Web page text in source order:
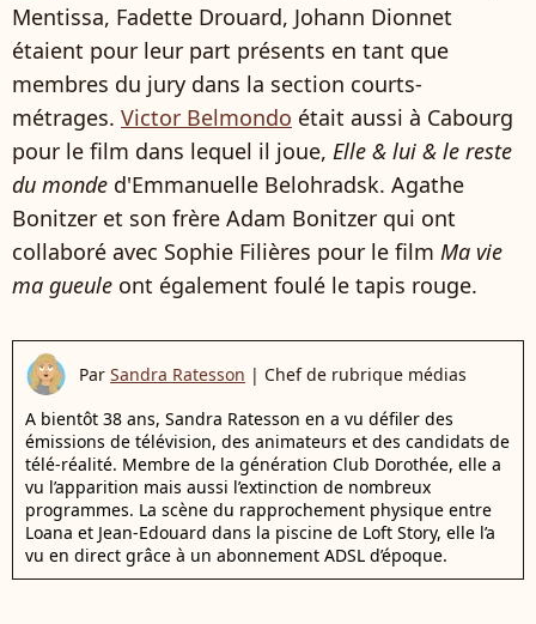
Mentissa, Fadette Drouard, Johann Dionnet
étaient pour leur part présents en tant que
membres du jury dans la section courts-
métrages. Victor Belmondo était aussi à Cabourg
pour le film dans lequel il joue, Elle & lui & le reste
du monde d'Emmanuelle Belohradsk. Agathe
Bonitzer et son frère Adam Bonitzer qui ont
collaboré avec Sophie Filières pour le film Ma vie
ma gueule ont également foulé le tapis rouge.
Par Sandra Ratesson | Chef de rubrique médias
A bientôt 38 ans, Sandra Ratesson en a vu défiler des
émissions de télévision, des animateurs et des candidats de
télé-réalité. Membre de la génération Club Dorothée, elle a
vu l’apparition mais aussi l’extinction de nombreux
programmes. La scène du rapprochement physique entre
Loana et Jean-Edouard dans la piscine de Loft Story, elle l’a
vu en direct grâce à un abonnement ADSL d’époque.